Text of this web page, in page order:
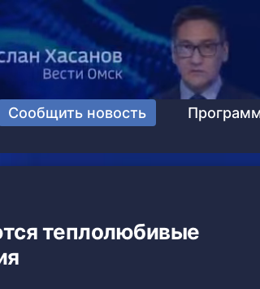
Сообщить новость
теплолюбивые